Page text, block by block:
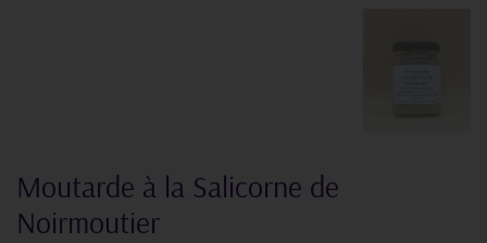
Moutarde à la Salicorne de
Noirmoutier